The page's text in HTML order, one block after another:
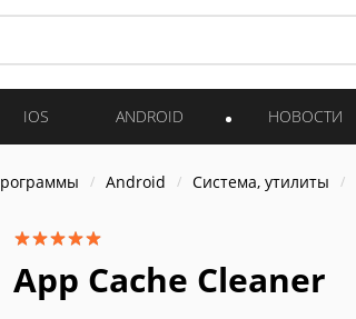
IOS ANDROID НОВОСТИ
Android Система, утилиты
App Cache Cleaner